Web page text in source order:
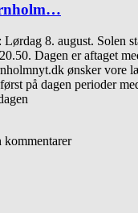
8. august. Solen
Dagen er aftaget
ønsker vore
på dagen perioder
kommentarer